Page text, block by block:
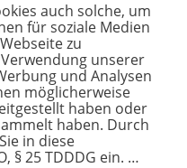
OD100206002657
auch solche, um
für soziale Medien
zu
unserer
und Analysen
möglicherweise
haben oder
haben. Durch
in diese
§ 25 TDDDG ein. …